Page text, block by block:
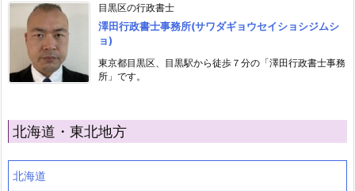
目黒区の行政書士
澤田行政書士事務所(サワダギョウセイショシジムシ
ョ)
東京都目黒区、目黒駅から徒歩７分の「澤田行政書士事務
所」です。
北海道・東北地方
北海道